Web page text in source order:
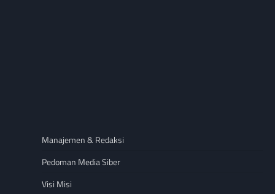
Manajemen & Redaksi
Pedoman Media Siber
Visi Misi